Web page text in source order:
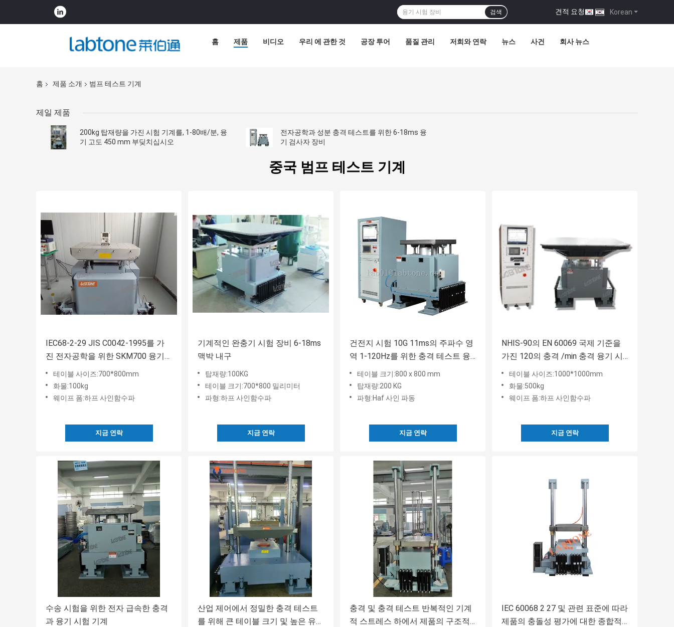
Korean
견적 요청 |
검색
홈 제품 비디오 우리 에 관한 것 공장 투어 품질 관리 저희와 연락 뉴스 사건 회사 뉴스
홈 제품 소개 범프 테스트 기계
제일 제품
200kg 탑재량을 가진 시험 기계를, 1-80배/분, 융
기 고도 450 mm 부딪치십시오
전자공학과 성분 충격 테스트를 위한 6-18ms 융
기 검사자 장비
중국 범프 테스트 기계
IEC68-2-29 JIS C0042-1995를 가
진 전자공학을 위한 SKM700 융기
충격 테스트 기계
테이블 사이즈:700*800mm
화물:100kg
웨이프 폼:하프 사인함수파
지금 연락
기계적인 완충기 시험 장비 6-18ms
맥박 내구
탑재량:100KG
테이블 크기:700*800 밀리미터
파형:하프 사인함수파
지금 연락
건전지 시험 10G 11ms의 주파수 영
역 1-120Hz를 위한 충격 테스트 융
기 기계
테이블 크기:800 x 800 mm
탑재량:200 KG
파형:Haf 사인 파동
지금 연락
NHIS-90의 EN 60069 국제 기준을
가진 120의 충격 /min 충격 융기 시
험 기계
테이블 사이즈:1000*1000mm
화물:500kg
웨이프 폼:하프 사인함수파
지금 연락
수송 시험을 위한 전자 급속한 충격
과 융기 시험 기계
산업 제어에서 정밀한 충격 테스트
를 위해 큰 테이블 크기 및 높은 유료
충격 및 충격 테스트 반복적인 기계
적 스트레스 하에서 제품의 구조적
IEC 60068 2 27 및 관련 표준에 따라
제품의 충돌성 평가에 대한 종합적